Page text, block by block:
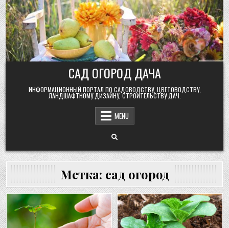
Skip
to
content
САД ОГОРОД ДАЧА
ИНФОРМАЦИОННЫЙ ПОРТАЛ ПО САДОВОДСТВУ, ЦВЕТОВОДСТВУ,
ЛАНДШАФТНОМУ ДИЗАЙНУ, СТРОИТЕЛЬСТВУ ДАЧ.
MENU
Метка: сад огород
Posted
in
Posted
in